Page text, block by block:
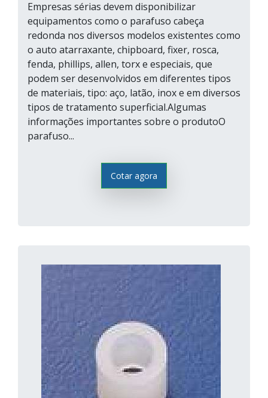
Empresas sérias devem disponibilizar
equipamentos como o parafuso cabeça
redonda nos diversos modelos existentes como
o auto atarraxante, chipboard, fixer, rosca,
fenda, phillips, allen, torx e especiais, que
podem ser desenvolvidos em diferentes tipos
de materiais, tipo: aço, latão, inox e em diversos
tipos de tratamento superficial.Algumas
informações importantes sobre o produtoO
parafuso...
Cotar agora